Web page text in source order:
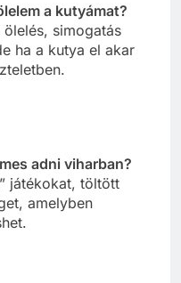
a kutyámat?
simogatás
ha a kutya el akar
adni viharban?
játékokat, töltött
amelyben